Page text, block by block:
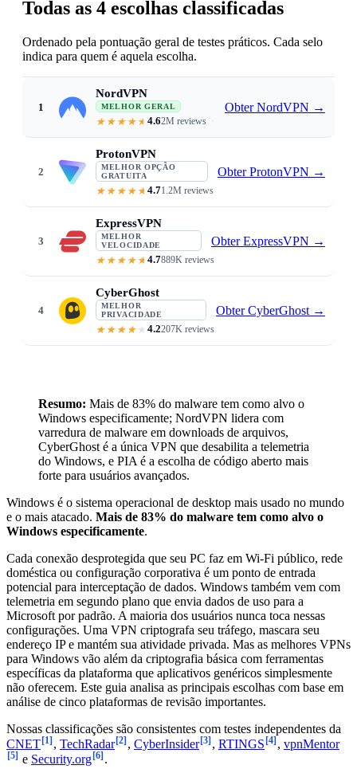
Todas as 4 escolhas classificadas
Ordenado pela pontuação geral de testes práticos. Cada selo
indica para quem é aquela escolha.
1
NordVPN
MELHOR GERAL
4.62M reviews
Obter NordVPN →
2
ProtonVPN
MELHOR OPÇÃO
GRATUITA
4.71.2M reviews
Obter ProtonVPN →
3
ExpressVPN
MELHOR
VELOCIDADE
4.7889K reviews
Obter ExpressVPN →
4
CyberGhost
MELHOR
PRIVACIDADE
4.2207K reviews
Obter CyberGhost →
Resumo: Mais de 83% do malware tem como alvo o
Windows especificamente; NordVPN lidera com
varredura de malware em downloads de arquivos,
CyberGhost é a única VPN que desabilita a telemetria
do Windows, e PIA é a escolha de código aberto mais
forte para usuários avançados.
Windows é o sistema operacional de desktop mais usado no mundo
e o mais atacado. Mais de 83% do malware tem como alvo o
Windows especificamente.
Cada conexão desprotegida que seu PC faz em Wi-Fi público, rede
doméstica ou configuração corporativa é um ponto de entrada
potencial para interceptação de dados. Windows também vem com
telemetria em segundo plano que envia dados de uso para a
Microsoft por padrão. A maioria dos usuários nunca toca nessas
configurações. Uma VPN criptografa seu tráfego, mascara seu
endereço IP e mantém sua atividade privada. Mas as melhores VPNs
para Windows vão além da criptografia básica com ferramentas
específicas da plataforma que aplicativos genéricos simplesmente
não oferecem. Este guia analisa as principais escolhas com base em
análise de cinco plataformas de revisão importantes.
Nossas classificações são consistentes com testes independentes da
CNET [1] , TechRadar [2] , CyberInsider [3] , RTINGS [4] , vpnMentor
[5] e Security.org [6] .